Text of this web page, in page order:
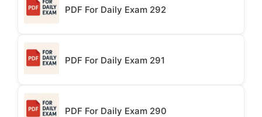
PDF For Daily Exam 292
PDF For Daily Exam 291
PDF For Daily Exam 290